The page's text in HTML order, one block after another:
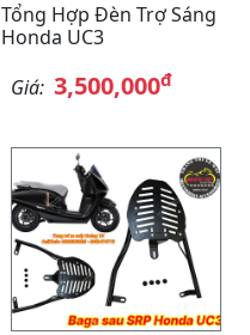
Tổng Hợp Đèn Trợ Sáng
Honda UC3
Giá: 3,500,000đ